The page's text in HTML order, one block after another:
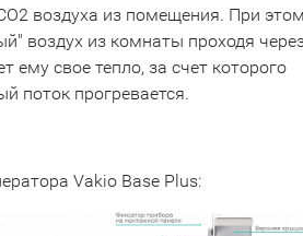
воздуха из помещения. При
воздух из комнаты проходя
ему свое тепло, за счет которого
поток прогревается.
Vakio Base Plus: